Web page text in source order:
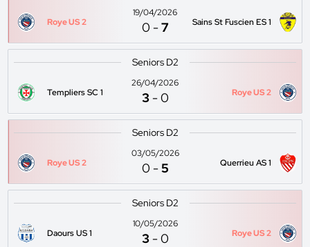
Roye US 2
19/04/2026
0 -7 Sains St Fuscien ES 1
Seniors D2
Templiers SC 1
26/04/2026
3 -0 Roye US 2
Seniors D2
Roye US 2
03/05/2026
0 -5 Querrieu AS 1
Seniors D2
Daours US 1
10/05/2026
3 -0 Roye US 2